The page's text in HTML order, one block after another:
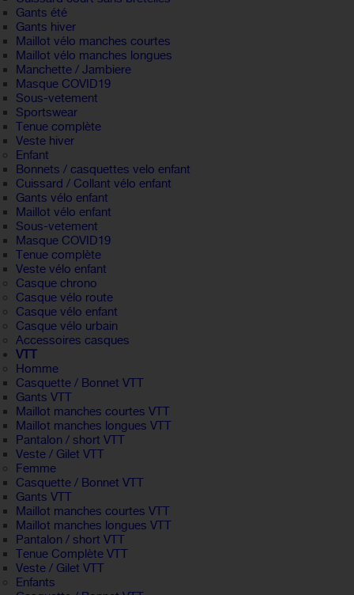
Gants été
Gants hiver
Maillot vélo manches courtes
Maillot vélo manches longues
Manchette / Jambiere
Masque COVID19
Sous-vetement
Sportswear
Tenue complète
Veste hiver
Enfant
Bonnets / casquettes velo enfant
Cuissard / Collant vélo enfant
Gants vélo enfant
Maillot vélo enfant
Sous-vetement
Masque COVID19
Tenue complète
Veste vélo enfant
Casque chrono
Casque vélo route
Casque vélo enfant
Casque vélo urbain
Accessoires casques
VTT
Homme
Casquette / Bonnet VTT
Gants VTT
Maillot manches courtes VTT
Maillot manches longues VTT
Pantalon / short VTT
Veste / Gilet VTT
Femme
Casquette / Bonnet VTT
Gants VTT
Maillot manches courtes VTT
Maillot manches longues VTT
Pantalon / short VTT
Tenue Complète VTT
Veste / Gilet VTT
Enfants